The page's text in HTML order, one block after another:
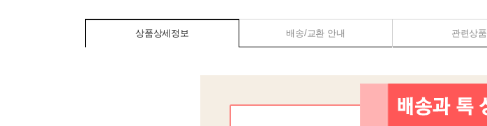
상품상세정보 배송/교환 안내 관련상품